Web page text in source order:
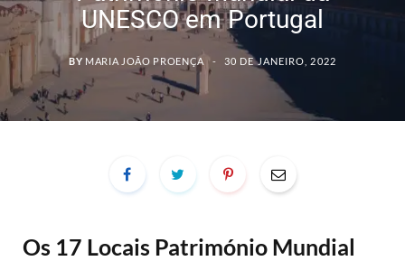
UNESCO em Portugal
BY MARIA JOÃO PROENÇA 30 DE JANEIRO, 2022
Os 17 Locais Património Mundial